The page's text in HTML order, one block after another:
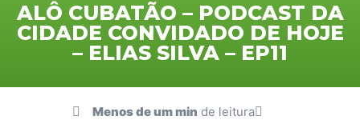
ALÔ CUBATÃO – PODCAST DA
CIDADE CONVIDADO DE HOJE
– ELIAS SILVA – EP11
Menos de um min de leitura